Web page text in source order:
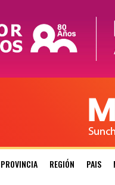
PROVINCIA REGIÓN PAIS